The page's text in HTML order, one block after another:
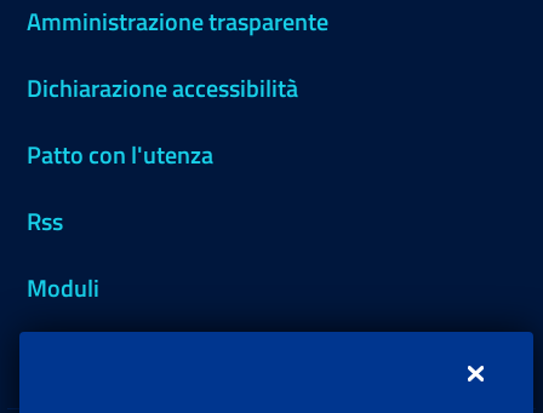
Amministrazione trasparente
Dichiarazione accessibilità
Patto con l'utenza
Rss
Moduli